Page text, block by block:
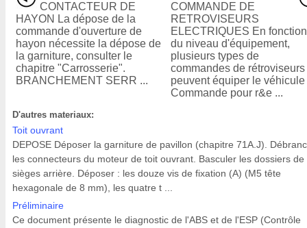
CONTACTEUR DE
HAYON La dépose de la
commande d'ouverture de
hayon nécessite la dépose de
la garniture, consulter le
chapitre "Carrosserie".
BRANCHEMENT SERR ...
COMMANDE DE
RETROVISEURS
ELECTRIQUES En fonction
du niveau d'équipement,
plusieurs types de
commandes de rétroviseurs
peuvent équiper le véhicule
Commande pour r&e ...
D'autres materiaux:
Toit ouvrant
DEPOSE Déposer la garniture de pavillon (chapitre 71A.J).
les connecteurs du moteur de toit ouvrant. Basculer les dossiers de
sièges arrière. Déposer : les douze vis de fixation (A) (M5 tête
hexagonale de 8 mm), les quatre t ...
Préliminaire
Ce document présente le diagnostic de l'ABS et de l'ESP (Contrôle